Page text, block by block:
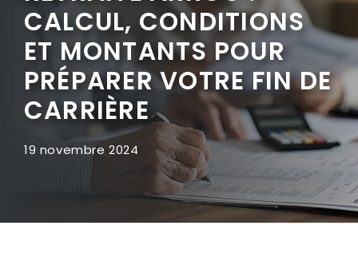
CALCUL, CONDITIONS
ET MONTANTS POUR
PRÉPARER VOTRE FIN DE
CARRIÈRE
19 novembre 2024